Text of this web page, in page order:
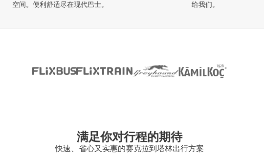
空间。便利舒适尽在现代巴士。
给我们。
满足你对行程的期待
快速、省心又实惠的赛克拉到塔林出行方案